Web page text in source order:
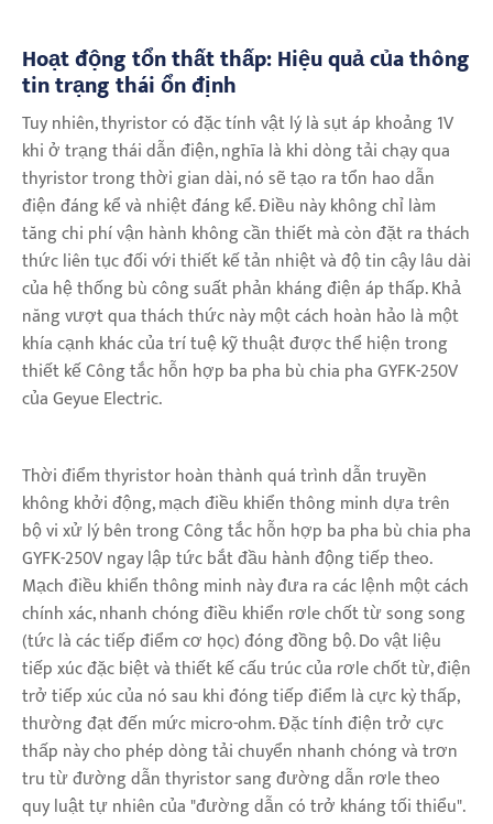
Hoạt động tổn thất thấp: Hiệu quả của thông
tin trạng thái ổn định
Tuy nhiên, thyristor có đặc tính vật lý là sụt áp khoảng 1V
khi ở trạng thái dẫn điện, nghĩa là khi dòng tải chạy qua
thyristor trong thời gian dài, nó sẽ tạo ra tổn hao dẫn
điện đáng kể và nhiệt đáng kể. Điều này không chỉ làm
tăng chi phí vận hành không cần thiết mà còn đặt ra thách
thức liên tục đối với thiết kế tản nhiệt và độ tin cậy lâu dài
của hệ thống bù công suất phản kháng điện áp thấp. Khả
năng vượt qua thách thức này một cách hoàn hảo là một
khía cạnh khác của trí tuệ kỹ thuật được thể hiện trong
thiết kế Công tắc hỗn hợp ba pha bù chia pha GYFK-250V
của Geyue Electric.
Thời điểm thyristor hoàn thành quá trình dẫn truyền
không khởi động, mạch điều khiển thông minh dựa trên
bộ vi xử lý bên trong Công tắc hỗn hợp ba pha bù chia pha
GYFK-250V ngay lập tức bắt đầu hành động tiếp theo.
Mạch điều khiển thông minh này đưa ra các lệnh một cách
chính xác, nhanh chóng điều khiển rơle chốt từ song song
(tức là các tiếp điểm cơ học) đóng đồng bộ. Do vật liệu
tiếp xúc đặc biệt và thiết kế cấu trúc của rơle chốt từ, điện
trở tiếp xúc của nó sau khi đóng tiếp điểm là cực kỳ thấp,
thường đạt đến mức micro-ohm. Đặc tính điện trở cực
thấp này cho phép dòng tải chuyển nhanh chóng và trơn
tru từ đường dẫn thyristor sang đường dẫn rơle theo
quy luật tự nhiên của "đường dẫn có trở kháng tối thiểu".